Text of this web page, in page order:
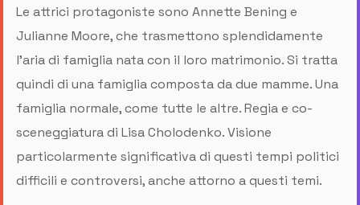
Le attrici protagoniste sono Annette Bening e
Julianne Moore, che trasmettono splendidamente
l’aria di famiglia nata con il loro matrimonio. Si tratta
quindi di una famiglia composta da due mamme. Una
famiglia normale, come tutte le altre. Regia e co-
sceneggiatura di Lisa Cholodenko. Visione
particolarmente significativa di questi tempi politici
difficili e controversi, anche attorno a questi temi.